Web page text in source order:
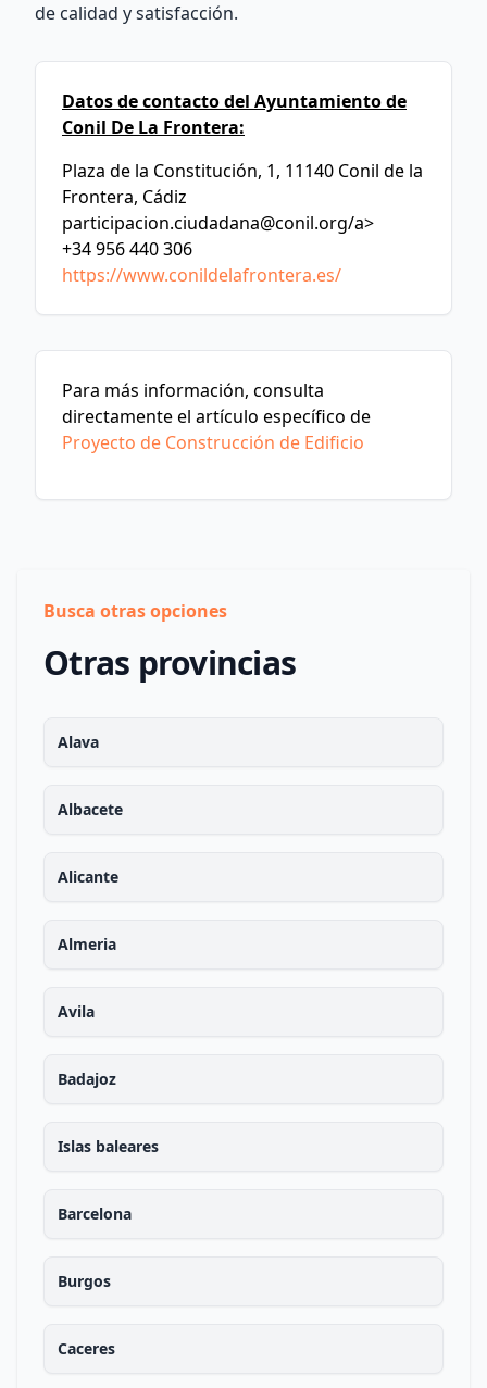
de calidad y satisfacción.
Datos de contacto del Ayuntamiento de
Conil De La Frontera:
Plaza de la Constitución, 1, 11140 Conil de la
Frontera, Cádiz
participacion.ciudadana@conil.org/a>
+34 956 440 306
https://www.conildelafrontera.es/
Para más información, consulta
directamente el artículo específico de
Proyecto de Construcción de Edificio
Busca otras opciones
Otras provincias
Alava
Albacete
Alicante
Almeria
Avila
Badajoz
Islas baleares
Barcelona
Burgos
Caceres